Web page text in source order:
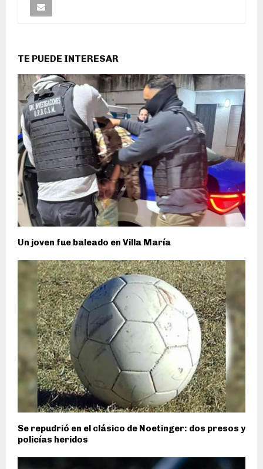
TE PUEDE INTERESAR
Un joven fue baleado en Villa María
Se repudrió en el clásico de Noetinger: dos presos y
policías heridos